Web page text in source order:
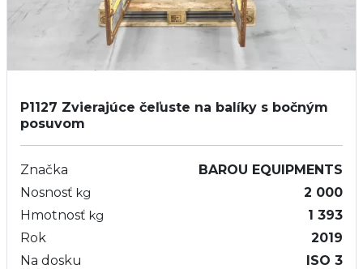
P1127 Zvierajúce čeľuste na balíky s bočným
posuvom
Značka
BAROU EQUIPMENTS
Nosnosť kg
2 000
Hmotnosť kg
1 393
Rok
2019
Na dosku
ISO 3